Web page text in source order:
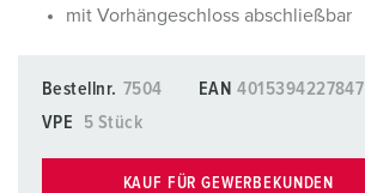
mit Vorhängeschloss abschließbar
Bestellnr. 7504 EAN 4015394227847
VPE
5 Stück
KAUF FÜR GEWERBEKUNDEN